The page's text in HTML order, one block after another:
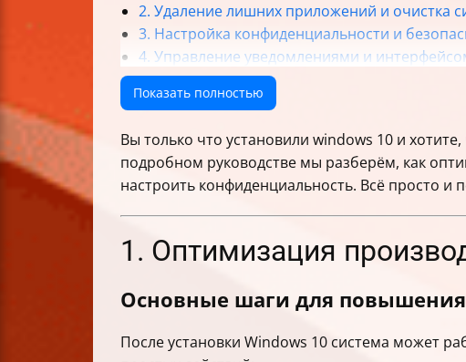
2. Удаление лишних приложений и очистка
3. Настройка конфиденциальности и
4. Управление уведомлениями и
Итог
Показать полностью
Вы только что установили windows 10 и
подробном руководстве мы разберём, как
настроить конфиденциальность. Всё просто
1. Оптимизация
Основные шаги для
После установки Windows 10 система может